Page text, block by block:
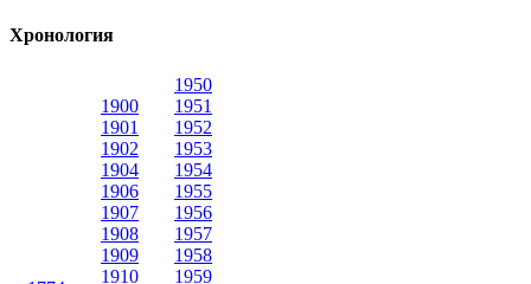
Хронология
1900
1901
1902
1904
1906
1907
1908
1909
1910
1950
1951
1952
1953
1954
1955
1956
1957
1958
1959